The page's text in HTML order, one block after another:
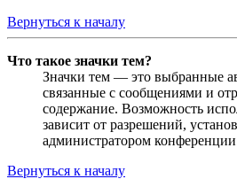
Вернуться к началу
Что такое значки тем?
Значки тем — это выбранные
связанные с сообщениями и
содержание. Возможность
зависит от разрешений,
администратором
Вернуться к началу